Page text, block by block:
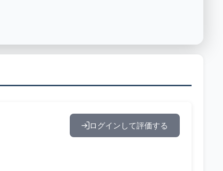
ログインして評価する